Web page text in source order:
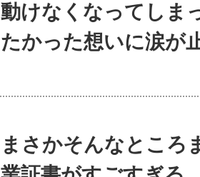
動けなくなってしま
たかった想いに涙が
まさかそんなところ